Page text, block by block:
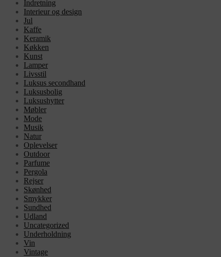
Indretning
Interieur og design
Jul
Kaffe
Keramik
Køkken
Kunst
Lamper
Livsstil
Luksus secondhand
Luksusbolig
Luksushytter
Møbler
Mode
Musik
Natur
Oplevelser
Outdoor
Parfume
Pergola
Rejser
Skønhed
Smykker
Sundhed
Udland
Uncategorized
Underholdning
Vin
Vintage